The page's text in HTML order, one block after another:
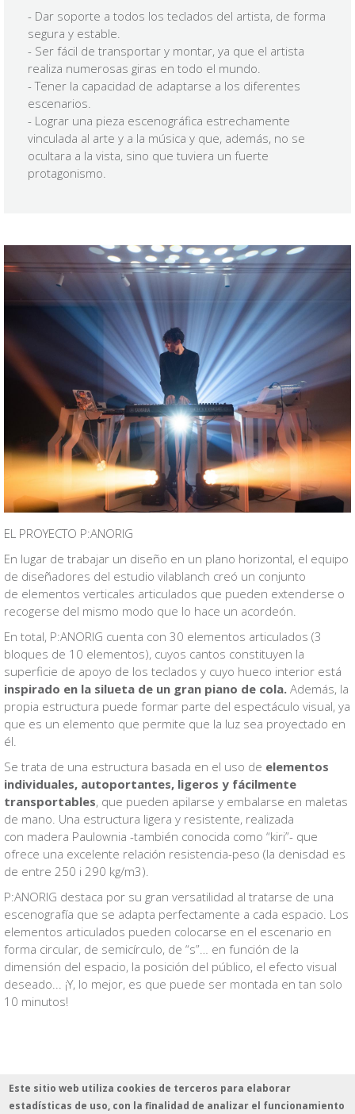
- Dar soporte a todos los teclados del artista, de forma
segura y estable.
- Ser fácil de transportar y montar, ya que el artista
realiza numerosas giras en todo el mundo.
- Tener la capacidad de adaptarse a los diferentes
escenarios.
- Lograr una pieza escenográfica estrechamente
vinculada al arte y a la música y que, además, no se
ocultara a la vista, sino que tuviera un fuerte
protagonismo.
EL PROYECTO P:ANORIG
En lugar de trabajar un diseño en un plano horizontal, el equipo
de diseñadores del estudio vilablanch creó un conjunto
de elementos verticales articulados que pueden extenderse o
recogerse del mismo modo que lo hace un acordeón.
En total, P:ANORIG cuenta con 30 elementos articulados (3
bloques de 10 elementos), cuyos cantos constituyen la
superficie de apoyo de los teclados y cuyo hueco interior está
inspirado en la silueta de un gran piano de cola. Además, la
propia estructura puede formar parte del espectáculo visual, ya
que es un elemento que permite que la luz sea proyectado en
él.
Se trata de una estructura basada en el uso de elementos
individuales, autoportantes, ligeros y fácilmente
transportables, que pueden apilarse y embalarse en maletas
de mano. Una estructura ligera y resistente, realizada
con madera Paulownia -también conocida como “kiri”- que
ofrece una excelente relación resistencia-peso (la denisdad es
de entre 250 i 290 kg/m3).
P:ANORIG destaca por su gran versatilidad al tratarse de una
escenografía que se adapta perfectamente a cada espacio. Los
elementos articulados pueden colocarse en el escenario en
forma circular, de semicírculo, de “s”… en función de la
dimensión del espacio, la posición del público, el efecto visual
deseado... ¡Y, lo mejor, es que puede ser montada en tan solo
10 minutos!
Este sitio web utiliza cookies de terceros para elaborar
estadísticas de uso, con la finalidad de analizar el funcionamiento